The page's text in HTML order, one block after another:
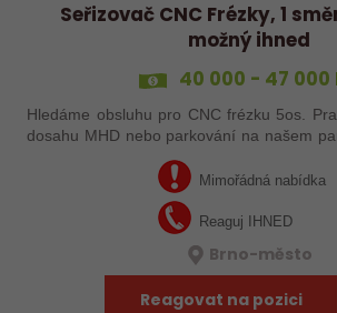
Seřizovač CNC Frézky, 1
možný ihned
40 000 - 47 000
Hledáme obsluhu pro CNC frézku 5os.
dosahu MHD nebo parkování na našem parkovišti.
Mimořádná nabídka
Reaguj IHNED
Brno-město
Reagovat na pozici